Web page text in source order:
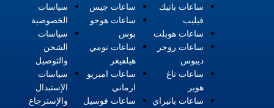
سياسات
الخصوصية
سياسات
الشحن
والتوصيل
سياسات
الإستبدال
والإسترجاع
ساعات جيس
ساعات هوجو
بوس
ساعات تومي
هيلفيغر
ساعات امبريو
ارماني
ساعات فوسيل
ساعات باتيك
فيليب
ساعات هوبلت
ساعات روجر
ديبوس
ساعات تاغ
هوير
ساعات بانيراي